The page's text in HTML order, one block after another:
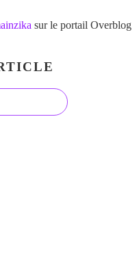
sur le portail Overblog